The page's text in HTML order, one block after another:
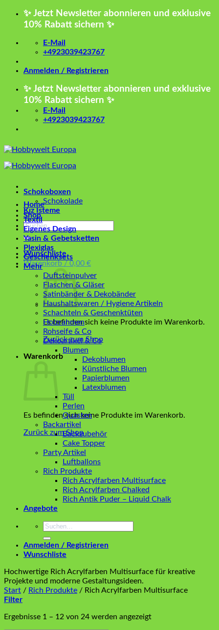
Zum
✨ Jetzt Newsletter abonnieren und exklusive
10% Rabatt sichern ✨
E-Mail
+4923039423767
Anmelden / Registrieren
✨ Jetzt Newsletter abonnieren und exklusive
10% Rabatt sichern ✨
E-Mail
+4923039423767
Home
Shop
Suchen
nach:
Wunschliste
Warenkorb / 0,00 €
Es befinden sich keine Produkte im Warenkorb.
Zurück zum Shop
Warenkorb
Es befinden sich keine Produkte im Warenkorb.
Zurück zum Shop
Schokoboxen
Schokolade
Kız İsteme
Textil
Eigenes Design
Yasin & Gebetsketten
Plexiglas
Geschenksets
Mehr
Duftsteinpulver
Flaschen & Gläser
Satinbänder & Dekobänder
Haushaltswaren / Hygiene Artikeln
Schachteln & Geschenktüten
Holzrahmen
Rohseife & Co
Dekoartikel & Co
Blumen
Dekoblumen
Künstliche Blumen
Papierblumen
Latexblumen
Tüll
Perlen
Quasten
Backartikel
Backzubehör
Cake Topper
Party Artikel
Luftballons
Rich Produkte
Rich Acrylfarben Multisurface
Rich Acrylfarben Chalked
Rich Antik Puder – Liquid Chalk
Angebote
Suchen
Anmelden / Registrieren
Wunschliste
Hochwertige Rich Acrylfarben Multisurface für kreative
Projekte und moderne Gestaltungsideen.
Start / Rich Produkte / Rich Acrylfarben Multisurface
Filter
Ergebnisse 1 – 12 von 24 werden angezeigt